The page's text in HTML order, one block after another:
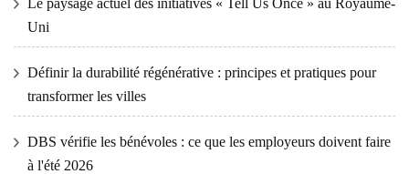
Uni
Définir la durabilité régénérative : principes et pratiques pour
transformer les villes
DBS vérifie les bénévoles : ce que les employeurs doivent faire
à l'été 2026